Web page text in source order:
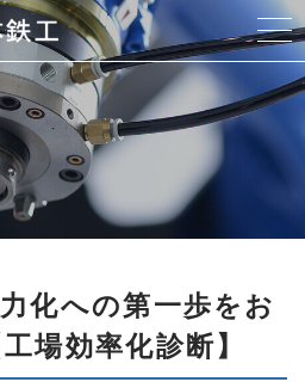
化への第一歩をお
場効率化診断】